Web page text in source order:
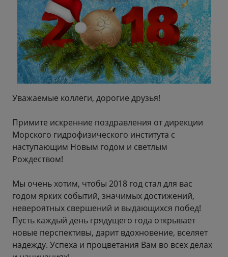
Уважаемые коллеги, дорогие друзья!
Примите искренние поздравления от дирекции
Морского гидрофизического института с
наступающим Новым годом и светлым
Рождеством!
Мы очень хотим, чтобы 2018 год стал для вас
годом ярких событий, значимых достижений,
невероятных свершений и выдающихся побед!
Пусть каждый день грядущего года открывает
новые перспективы, дарит вдохновение, вселяет
надежду. Успеха и процветания Вам во всех делах